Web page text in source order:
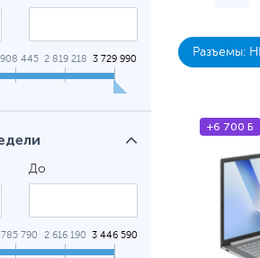
908 445 2 819 218 3 729 990
До
785 790 2 616 190 3 446 590
Ноутбуки
Разъемы:
+6 700 Б